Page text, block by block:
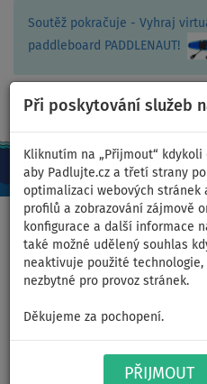
Soutěž pokračuje - Vyhraj
paddleboard PADDLENAUT!
Při poskytování služeb
Kliknutím na „Přijmout“
aby Padlujte.cz a třetí strany
optimalizaci webových stránek
profilů a zobrazování zájmově
konfigurace a další informace
také možné udělený souhlas
neaktivuje použité
nezbytné pro provoz stránek.
Děkujeme za pochopení.
PŘIJMOUT
CZ/Kč
Domů >Plachty >Plachty
Plachty
nafukovací